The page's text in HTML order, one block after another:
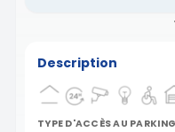
Description
TYPE D'ACCÈS AU PARKING